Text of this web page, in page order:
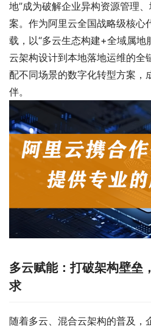
地”成为破解企业异构资源管理
案。作为阿里云全国战略级核心
载，以“多云生态构建+全域属地
云架构设计到本地落地运维的
配不同场景的数字化转型方案，
伴。
多云赋能：打破架构壁垒
求
随着多云、混合云架构的普及，